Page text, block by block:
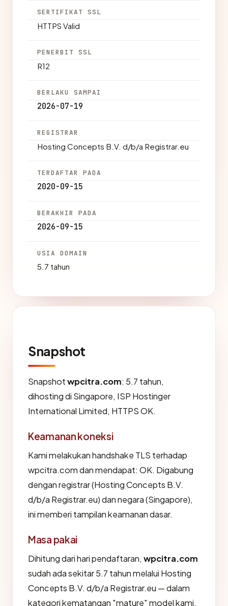
SERTIFIKAT SSL
HTTPS Valid
PENERBIT SSL
R12
BERLAKU SAMPAI
2026-07-19
REGISTRAR
Hosting Concepts B.V. d/b/a Registrar.eu
TERDAFTAR PADA
2020-09-15
BERAKHIR PADA
2026-09-15
USIA DOMAIN
5.7 tahun
Snapshot
Snapshotwpcitra.com: 5.7 tahun,
dihosting di Singapore, ISP Hostinger
International Limited, HTTPS OK.
Keamanan koneksi
Kami melakukan handshake TLS terhadap
wpcitra.com dan mendapat: OK. Digabung
dengan registrar (Hosting Concepts B.V.
d/b/a Registrar.eu) dan negara (Singapore),
ini memberi tampilan keamanan dasar.
Masa pakai
Dihitung dari hari pendaftaran, wpcitra.com
sudah ada sekitar 5.7 tahun melalui Hosting
Concepts B.V. d/b/a Registrar.eu — dalam
kategori kematangan "mature" model kami.